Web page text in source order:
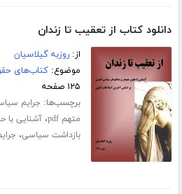
دانلود کتاب از تعقیب تا زندان
از:روزبه گیلاسیان
موضوع:کتاب‌های
۱۲۵ صفحه
برچسب‌ها: جرایم
متهم pdf
،آشنایی با
بازداشت سیاسی،